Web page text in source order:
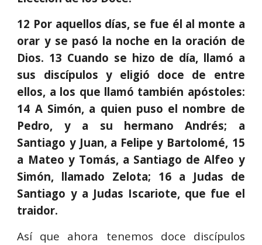
12 Por aquellos días, se fue él al monte a
orar y se pasó la noche en la oración de
Dios. 13 Cuando se hizo de día, llamó a
sus discípulos y eligió doce de entre
ellos, a los que llamó también apóstoles:
14 A Simón, a quien puso el nombre de
Pedro, y a su hermano Andrés; a
Santiago y Juan, a Felipe y Bartolomé, 15
a Mateo y Tomás, a Santiago de Alfeo y
Simón, llamado Zelota; 16 a Judas de
Santiago y a Judas Iscariote, que fue el
traidor.
Así que ahora tenemos doce discípulos